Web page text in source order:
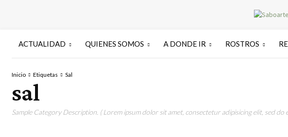
ACTUALIDAD QUIENES SOMOS A DONDE IR ROSTROS
Inicio Etiquetas Sal
sal
Sample Category Description. ( Lorem ipsum dolor sit amet, consectetur adipisicing elit, sed